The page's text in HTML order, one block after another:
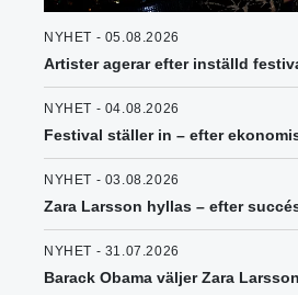
NYHET - 05.08.2026
Artister agerar efter inställd
NYHET - 04.08.2026
Festival ställer in – efter
NYHET - 03.08.2026
Zara Larsson hyllas – efter
NYHET - 31.07.2026
Barack Obama väljer Zara Larsson